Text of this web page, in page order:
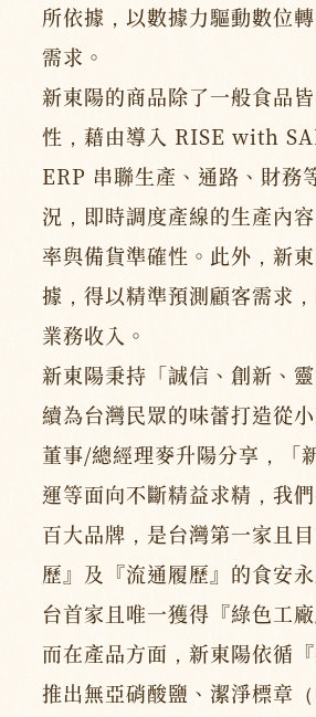
所依據，以數據力驅動數位
需求。
新東陽的商品除了一般食品
性，藉由導入 RISE with
ERP 串聯生產、通路、財務
況，即時調度產線的生產內
率與備貨準確性。此外，新
據，得以精準預測顧客需求
業務收入。
新東陽秉持「誠信、創新、
續為台灣民眾的味蕾打造從
董事/總經理麥升陽分享，「
運等面向不斷精益求精，我
百大品牌，是台灣第一家且
歷』及『流通履歷』的食安
台首家且唯一獲得『綠色工
而在產品方面，新東陽依循
推出無亞硝酸鹽、潔淨標章